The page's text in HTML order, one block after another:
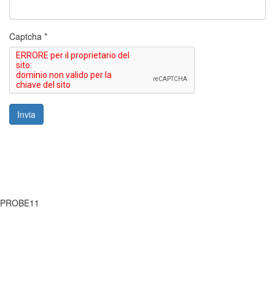
Captcha *
Invia